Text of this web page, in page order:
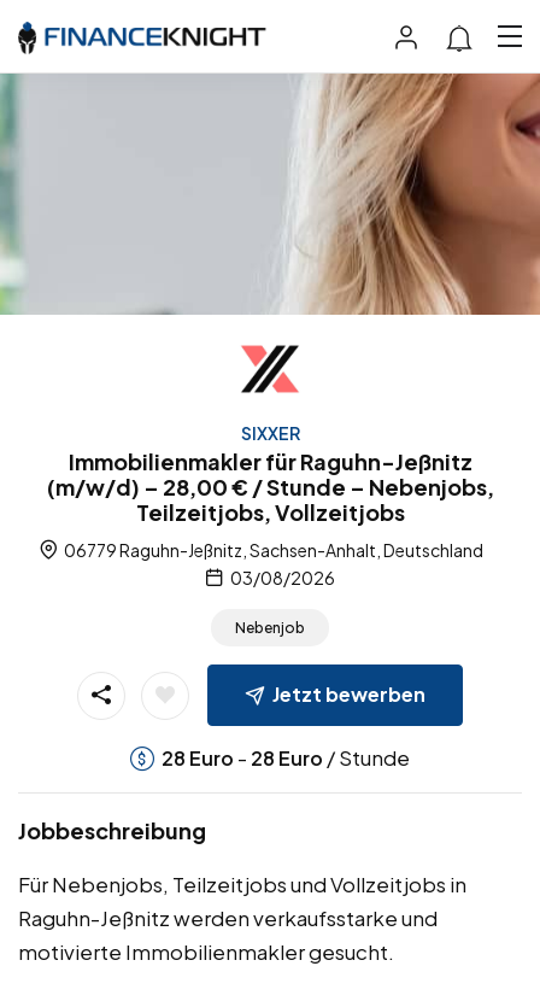
SIXXER
Immobilienmakler für Raguhn-Jeßnitz
(m/w/d) – 28,00 € / Stunde – Nebenjobs,
Teilzeitjobs, Vollzeitjobs
06779 Raguhn-Jeßnitz, Sachsen-Anhalt, Deutschland
03/08/2026
Nebenjob
Jetzt bewerben
28 Euro - 28 Euro / Stunde
Jobbeschreibung
Für Nebenjobs, Teilzeitjobs und Vollzeitjobs in
Raguhn-Jeßnitz werden verkaufsstarke und
motivierte Immobilienmakler gesucht.